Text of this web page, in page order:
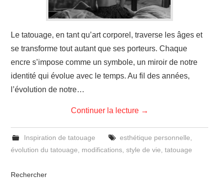
Le tatouage, en tant qu’art corporel, traverse les âges et
se transforme tout autant que ses porteurs. Chaque
encre s’impose comme un symbole, un miroir de notre
identité qui évolue avec le temps. Au fil des années,
l’évolution de notre…
Continuer la lecture →
Inspiration de tatouage esthétique personnelle
évolution du tatouage
modifications ,style de vie ,tatouage
Rechercher